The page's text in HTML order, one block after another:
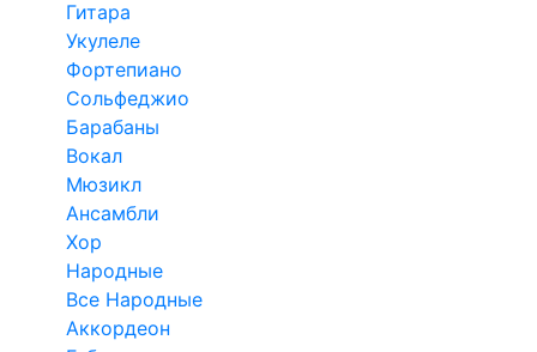
Гитара
Укулеле
Фортепиано
Сольфеджио
Барабаны
Вокал
Мюзикл
Ансамбли
Хор
Народные
Все Народные
Аккордеон